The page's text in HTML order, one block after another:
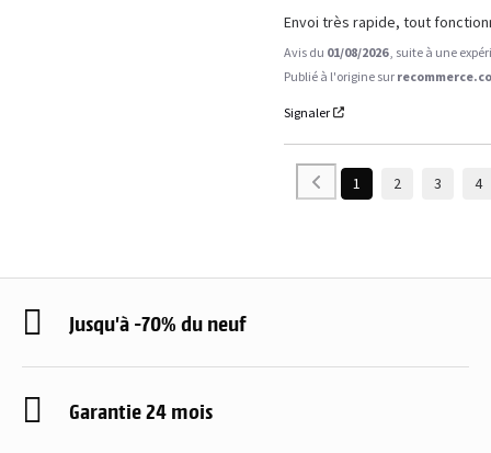
Envoi très rapide, tout
Avis du 01/08/2026 , suite à une
Publié à l'origine sur
Signaler
1 2 3 4
Jusqu'à -70% du neuf
Garantie 24 mois